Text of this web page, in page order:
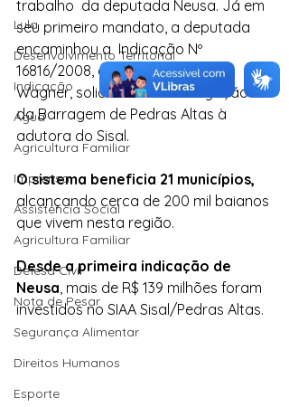
Lula
Desenvolvimento Territorial
Indicação
Água
Agricultura Familiar
Imprensa
Assistência Social
Agricultura Familiar
Defesa Civil
Nota de Pesar
Segurança Alimentar
Direitos Humanos
Esporte
trabalho  da deputada Neusa. Já em
seu primeiro mandato, a deputada
encaminhou a  Indicação Nº
16816/2008, ainda no governo
Wagner, solicitando a  interligação
da Barragem de Pedras Altas à
adutora do Sisal.
O sistema beneficia 21 municípios,
alcançando cerca de 200 mil baianos
que vivem nesta região.
Desde a primeira indicação de
Neusa, mais de R$ 139 milhões foram
investidos no SIAA Sisal/Pedras Altas.